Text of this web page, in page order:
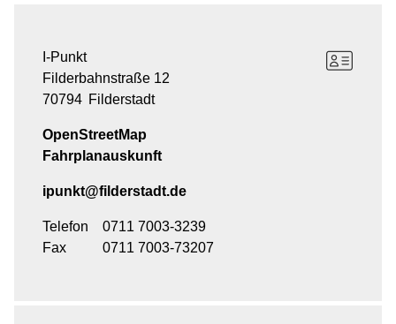
I-Punkt
Filderbahnstraße 12
70794 Filderstadt
OpenStreetMap
Fahrplanauskunft
ipunkt@filderstadt.de
Telefon
0711 7003-3239
Fax
0711 7003-73207